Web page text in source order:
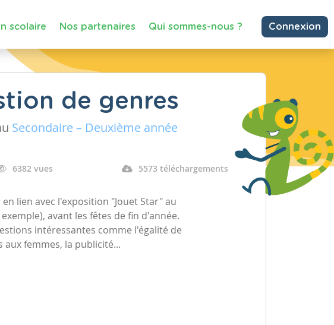
scolaire Nos partenaires Qui sommes-nous ? Connexion
de genres
Secondaire – Deuxième année
6382 vues 5573 téléchargements
lien avec l'exposition "Jouet Star" au
avant les fêtes de fin d'année.
intéressantes comme l'égalité de
femmes, la publicité...